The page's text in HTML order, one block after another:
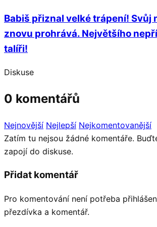
Babiš přiznal velké trápení! Svůj
znovu prohrává. Největšího
talíři!
Diskuse
0 komentářů
Nejnovější Nejlepší Nejkomentovanější
Zatím tu nejsou žádné komentáře.
zapojí do diskuse.
Přidat komentář
Pro komentování není potřeba
přezdívka a komentář.